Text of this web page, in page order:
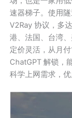
速器梯子。使用
V2Ray 协议，多
港、法国、台湾
定价灵活，从月
ChatGPT 解锁，
科学上网需求，优